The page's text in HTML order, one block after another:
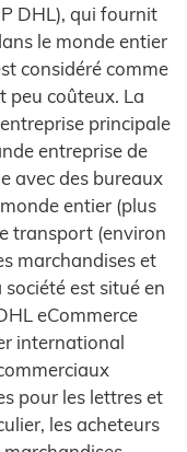
DHL), qui fournit
le monde entier
considéré comme
peu coûteux. La
principale
entreprise de
avec des bureaux
entier (plus
transport (environ
marchandises et
est situé en
eCommerce
international
pour les lettres et
les acheteurs